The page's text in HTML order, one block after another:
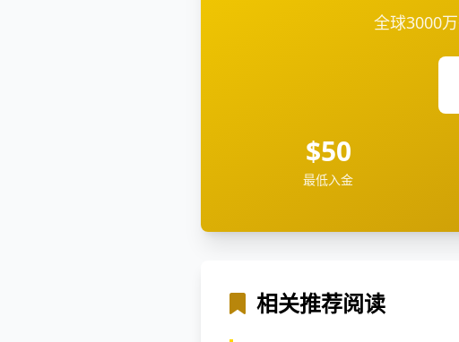
全球3000
$50
最低入金
相关推荐阅读